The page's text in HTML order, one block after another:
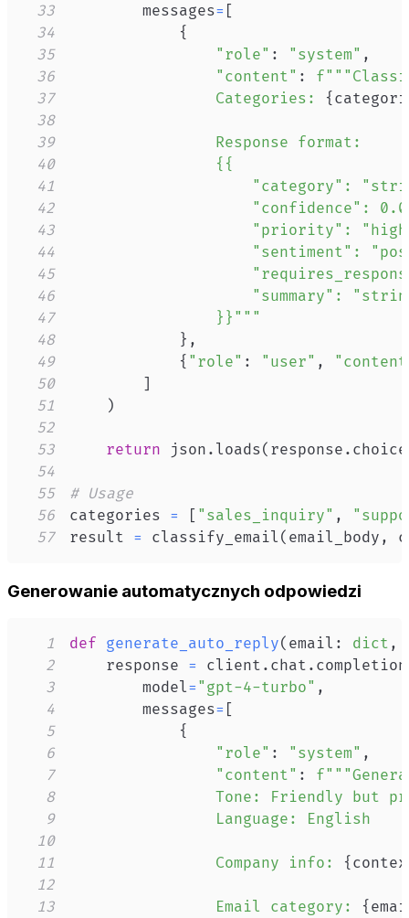
33
        messages
= [
34
{
35
"role" : "system" ,
36
"content" :
37
                Categories:
{
38
39
40
41
42
43
44
45
46
47
                }}"""
48
} ,
49
{ "role" : "user" ,
50
]
51
)
52
53
return json . loads( response .
54
55
# Usage
56
categories = [ "sales_inquiry" ,
57
result = classify_email ( email_body ,
Generowanie automatycznych odpowiedzi
1 def generate_auto_reply( email : dict ,
2
    response
= client . chat .
3
        model
= "gpt-4-turbo" ,
4
        messages
= [
5
{
6
"role" : "system" ,
7
"content" :
8
9
10
11
                Company info:
{
12
13
                Email category:
{